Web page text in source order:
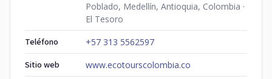
Poblado, Medellín, Antioquia, Colombia ·
El Tesoro
Teléfono +57 313 5562597
Sitio web www.ecotourscolombia.co